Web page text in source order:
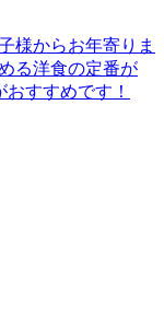
様からお年寄りま
る洋食の定番が
すすめです！